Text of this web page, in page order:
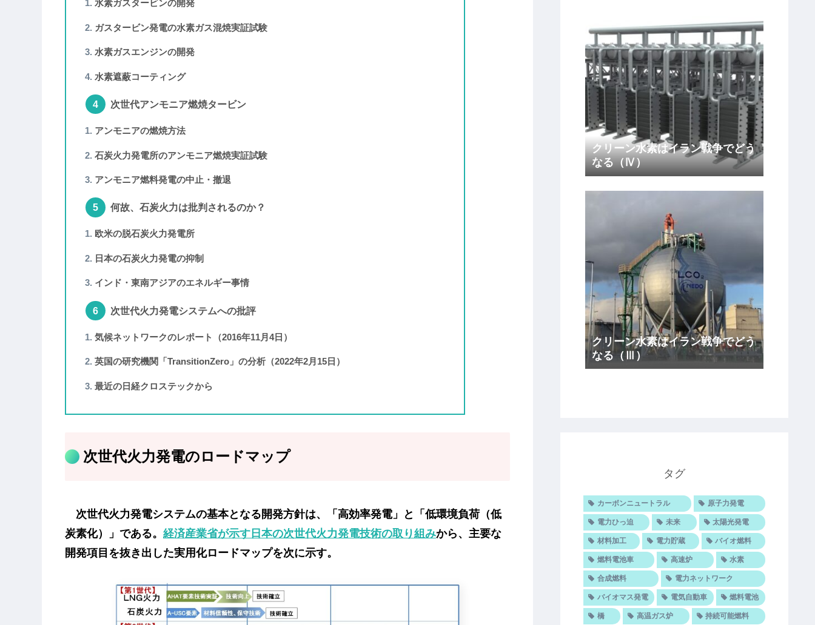
水素ガスタービンの開発
ガスタービン発電の水素ガス混焼実証試験
水素ガスエンジンの開発
水素遮蔽コーティング
次世代アンモニア燃焼タービン
アンモニアの燃焼方法
石炭火力発電所のアンモニア燃焼実証試験
アンモニア燃料発電の中止・撤退
何故、石炭火力は批判されるのか？
欧米の脱石炭火力発電所
日本の石炭火力発電の抑制
インド・東南アジアのエネルギー事情
次世代火力発電システムへの批評
気候ネットワークのレポート（2016年11月4日）
英国の研究機関「TransitionZero」の分析（2022年2月15日）
最近の日経クロステックから
次世代火力発電のロードマップ
次世代火力発電システムの基本となる開発方針は、「高効率発電」と「低環境負荷（低
炭素化）」である。 経済産業省が示す日本の次世代火力発電技術の取り組みから、主要な
開発項目を抜き出した実用化ロードマップを次に示す。
クリーン水素はイラン戦争でどう
なる（Ⅳ）
クリーン水素はイラン戦争でどう
なる（Ⅲ）
タグ
カーボンニュートラル 原子力発電
電力ひっ迫 未来 太陽光発電
材料加工 電力貯蔵 バイオ燃料
燃料電池車 高速炉 水素
合成燃料 電力ネットワーク
バイオマス発電 電気自動車 燃料電池
橋 高温ガス炉 持続可能燃料